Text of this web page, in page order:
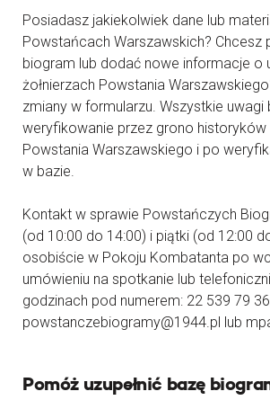
Posiadasz jakiekolwiek dane lub
Powstańcach Warszawskich? Chcesz
biogram lub dodać nowe informacje o
żołnierzach Powstania
zmiany w formularzu. Wszystkie uwagi
weryfikowanie przez grono historyków
Powstania Warszawskiego i po
w bazie.
Kontakt w sprawie Powstańczych
(od 10:00 do 14:00) i piątki (od 12:00
osobiście w Pokoju Kombatanta po
umówieniu na spotkanie lub
godzinach pod numerem: 22 539 79
powstanczebiogramy@1944.pl lub
Pomóż uzupełnić bazę